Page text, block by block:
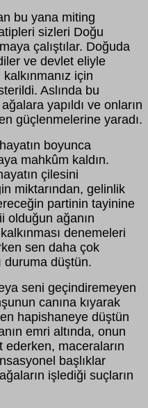
bu yana miting
sizleri Doğu
çalıştılar. Doğuda
ve devlet eliyle
için
Aslında bu
yapıldı ve onların
güçlenmelerine yaradı.
boyunca
mahkûm kaldın.
çilesini
miktarından, gelinlik
partinin tayinine
olduğun ağanın
denemeleri
sen daha çok
duruma düştün.
seni geçindiremeyen
canına kıyarak
hapishaneye düştün
emri altında, onun
maceraların
başlıklar
işlediği suçların